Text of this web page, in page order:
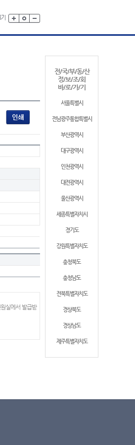
전/국/부/동/산
정/보/조/회
바/로/가/기
서울특별시
전남광주통합특별시
부산광역시
대구광역시
인천광역시
대전광역시
울산광역시
세종특별자치시
경기도
강원특별자치도
충청북도
충청남도
전북특별자치도
경상북도
경상남도
제주특별자치도
실에서 발급받